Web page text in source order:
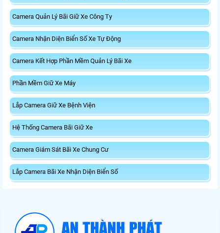
Camera Quản Lý Bãi Giữ Xe Công Ty
Camera Nhận Diện Biển Số Xe Tự Động
Camera Kết Hợp Phần Mềm Quản Lý Bãi Xe
Phần Mềm Giữ Xe Máy
Lắp Camera Giữ Xe Bệnh Viện
Hệ Thống Camera Bãi Giữ Xe
Camera Giám Sát Bãi Xe Chung Cư
Lắp Camera Bãi Xe Nhận Diện Biển Số